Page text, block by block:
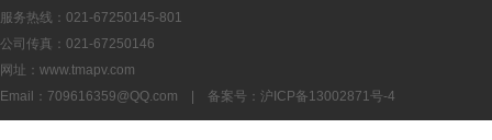
服务热线：021-67250145-801
公司传真：021-67250146
网址：www.tmapv.com
Email： 709616359@QQ.com | 备案号： 沪ICP备13002871号-4